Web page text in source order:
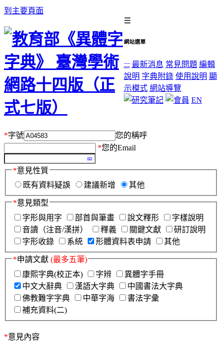
到主要頁面
☰
網站選單
::: 最新消息 常見問題 編輯
說明 字典附錄 使用說明 顯
示模式 網站導覽
EN
*字號
您的稱呼
*您的Email
*意見性質
既有資料疑誤
建議新增 其他
*意見類型
字形與用字
部首與筆畫 說文釋形
字樣說明
音讀（注音/漢拼）
釋義 關鍵文獻
研訂說明
字形收錄
系統 形體資料表申請 其他
*申請文獻 (最多五筆)
康熙字典(校正本)
字辨
異體字手冊
中文大辭典
漢語大字典
中國書法大字典
佛教難字字典
中華字海
書法字彙
補充資料(二)
*意見內容